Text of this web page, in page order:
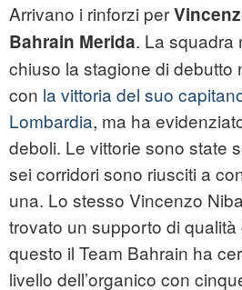
Arrivano i rinforzi per
Bahrain Merida. La squadra
chiuso la stagione di debutto
con la vittoria del suo
Lombardia, ma ha
deboli. Le vittorie sono state
sei corridori sono riusciti a
una. Lo stesso Vincenzo
trovato un supporto di
questo il Team Bahrain ha
livello dell’organico con